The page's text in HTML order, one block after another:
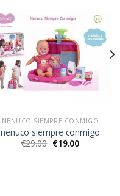
NENUCO SIEMPRE CONMIGO
nenuco siempre conmigo
€29.00 €19.00